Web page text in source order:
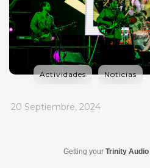
Actividades Noticias
_
20 Septiembre, 2024
Getting your Trinity Audio